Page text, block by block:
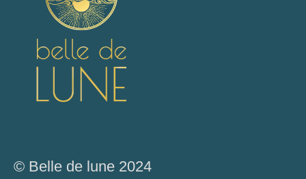
© Belle de lune 2024